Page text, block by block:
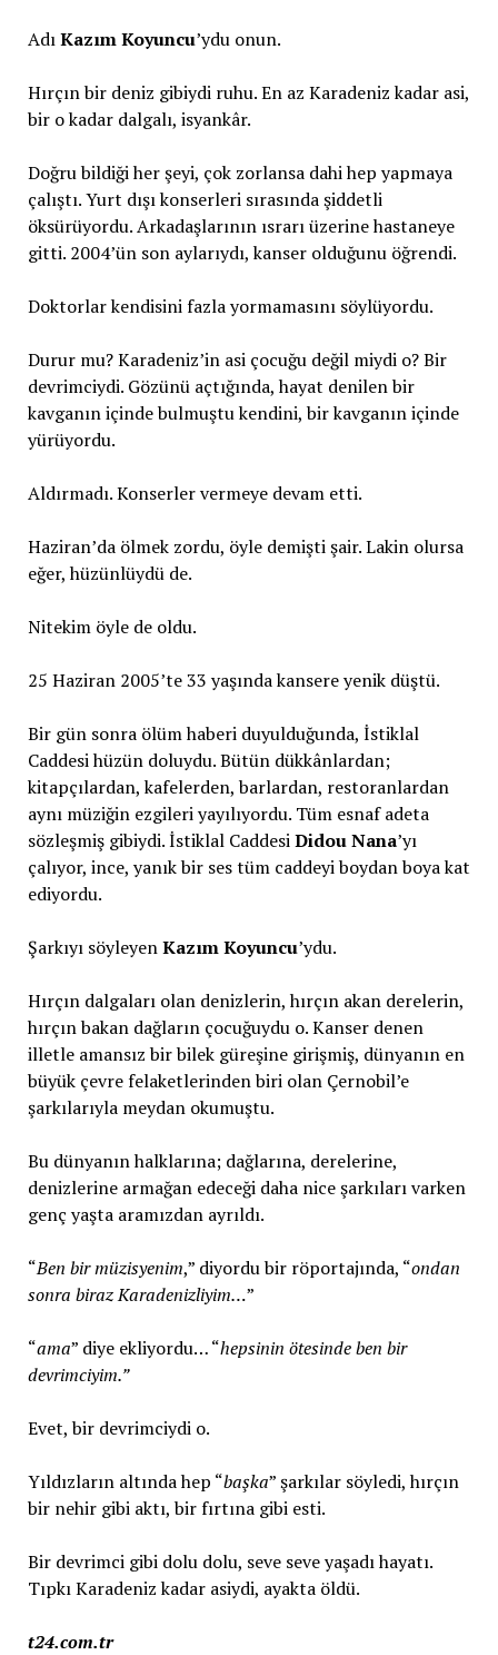
AdıKazım Koyuncu’ydu onun.
Hırçın bir deniz gibiydi ruhu. En az Karadeniz kadar asi,
bir o kadar dalgalı, isyankâr.
Doğru bildiği her şeyi, çok zorlansa dahi hep yapmaya
çalıştı. Yurt dışı konserleri sırasında şiddetli
öksürüyordu. Arkadaşlarının ısrarı üzerine hastaneye
gitti. 2004’ün son aylarıydı, kanser olduğunu öğrendi.
Doktorlar kendisini fazla yormamasını söylüyordu.
Durur mu? Karadeniz’in asi çocuğu değil miydi o? Bir
devrimciydi. Gözünü açtığında, hayat denilen bir
kavganın içinde bulmuştu kendini, bir kavganın içinde
yürüyordu.
Aldırmadı. Konserler vermeye devam etti.
Haziran’da ölmek zordu, öyle demişti şair. Lakin olursa
eğer, hüzünlüydü de.
Nitekim öyle de oldu.
25 Haziran 2005’te 33 yaşında kansere yenik düştü.
Bir gün sonra ölüm haberi duyulduğunda, İstiklal
Caddesi hüzün doluydu. Bütün dükkânlardan;
kitapçılardan, kafelerden, barlardan, restoranlardan
aynı müziğin ezgileri yayılıyordu. Tüm esnaf adeta
sözleşmiş gibiydi. İstiklal CaddesiDidou Nana’yı
çalıyor, ince, yanık bir ses tüm caddeyi boydan boya kat
ediyordu.
Şarkıyı söyleyenKazım Koyuncu’ydu.
Hırçın dalgaları olan denizlerin, hırçın akan derelerin,
hırçın bakan dağların çocuğuydu o. Kanser denen
illetle amansız bir bilek güreşine girişmiş, dünyanın en
büyük çevre felaketlerinden biri olan Çernobil’e
şarkılarıyla meydan okumuştu.
Bu dünyanın halklarına; dağlarına, derelerine,
denizlerine armağan edeceği daha nice şarkıları varken
genç yaşta aramızdan ayrıldı.
“Ben bir müzisyenim,” diyordu bir röportajında, “ondan
sonra biraz Karadenizliyim…”
“ama” diye ekliyordu… “hepsinin ötesinde ben bir
devrimciyim.”
Evet, bir devrimciydi o.
Yıldızların altında hep “başka” şarkılar söyledi, hırçın
bir nehir gibi aktı, bir fırtına gibi esti.
Bir devrimci gibi dolu dolu, seve seve yaşadı hayatı.
Tıpkı Karadeniz kadar asiydi, ayakta öldü.
t24.com.tr